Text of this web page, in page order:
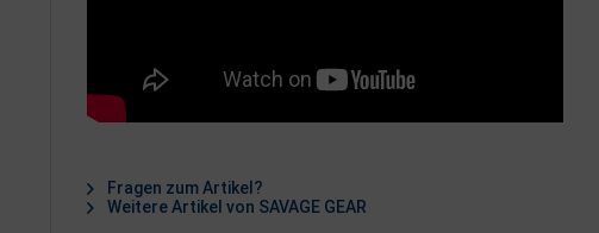
Fragen zum Artikel?
Weitere Artikel von SAVAGE GEAR